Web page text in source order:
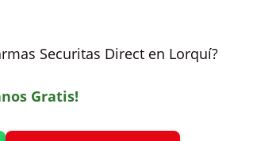
Securitas Direct en Lorquí?
Gratis!